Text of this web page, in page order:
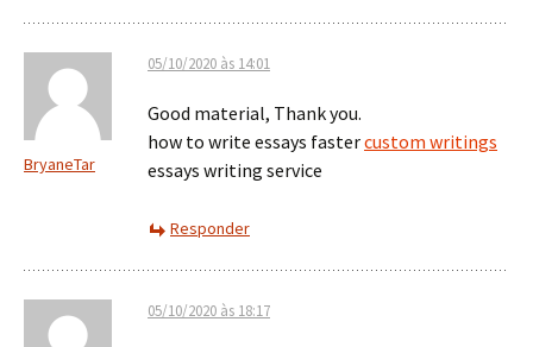
BryaneTar
05/10/2020 às 14:01
Good material, Thank you.
how to write essays fastercustom writings
essays writing service
Responder
05/10/2020 às 18:17